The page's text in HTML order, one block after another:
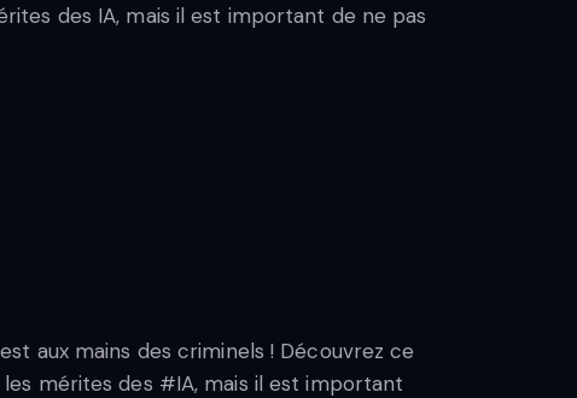
des IA, mais il est important de ne pas
aux mains des criminels ! Découvrez ce
mérites des #IA, mais il est important